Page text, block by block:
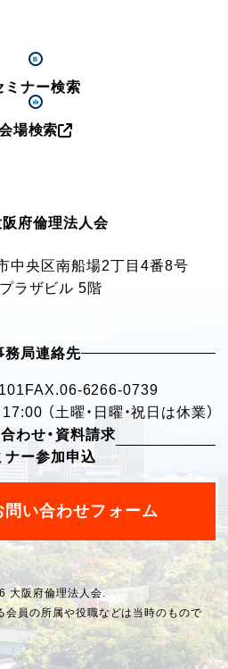
ミナー検索
場検索
阪府倫理法人会
中央区南船場2丁目4番8号
ラザビル 5階
務局連絡先
FAX.06-6266-0739
（土曜・日曜・祝日は休業）
わせ・資料請求
ナー参加申込
問い合わせフォーム
大阪府倫理法人会.
員の所属や役職などは当時のもので